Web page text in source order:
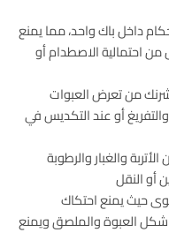
داخل باك واحد، مما يمنع
من احتمالية الاصطدام أو
من تعرض العبوات
أو عند التكديس في
والغبار والرطوبة
أو النقل
حيث يمنع احتكاك
شكل العبوة والملصق ويمنع